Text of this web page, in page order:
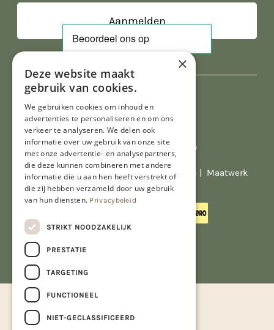
Al onze prijzen zijn incl. BTW
© Copyright 2026 Limburgs Bakwinkeltje | Maatwerk
website webmix
×
Deze website maakt
gebruik van cookies.
We gebruiken cookies om inhoud en
advertenties te personaliseren en om ons
verkeer te analyseren. We delen ook
informatie over uw gebruik van onze site
met onze advertentie- en analysepartners,
die deze kunnen combineren met andere
informatie die u aan hen heeft verstrekt of
die zij hebben verzameld door uw gebruik
van hun diensten. Privacybeleid
STRIKT NOODZAKELIJK
PRESTATIE
TARGETING
FUNCTIONEEL
NIET-GECLASSIFICEERD